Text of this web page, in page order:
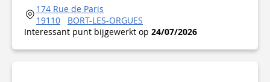
174 Rue de Paris
19110
BORT-LES-ORGUES
Interessant punt bijgewerkt op 24/07/2026